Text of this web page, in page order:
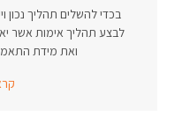
בכדי להשלים תהליך נכון
לבצע תהליך אימות אשר
ואת מידת